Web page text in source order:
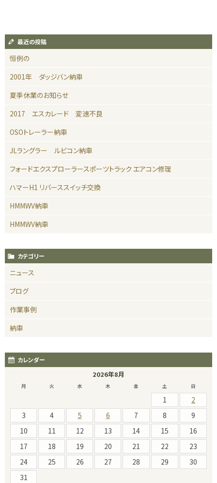
最近の投稿
恒例の
2001年 ダッジバン納車
夏季休業のお知らせ
2017 エスカレード 変速不良
OSOトレーラー納車
JLラングラー ルビコン納車
フォードエクスプローラースポーツトラック エアコン修理
ハマーH1 リバーススイッチ交換
HMMWV納車
HMMWV納車
カテゴリー
ニュース
ブログ
作業事例
納車
カレンダー
2026年8月
月 火 水 木 金 土 日
1
2
3
4 5 6 7 8
9
10
11 12 13 14 15
16
17
18 19 20 21 22
23
24
25 26 27 28 29
30
31